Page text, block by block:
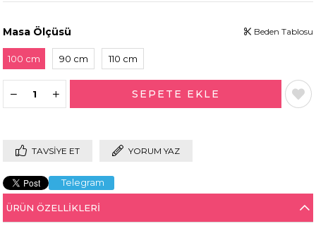
Masa Ölçüsü
100 cm 90 cm 110 cm
Beden Tablosu
TAVSIYE ET YORUM YAZ
Telegram
ÜRÜN ÖZELLIKLERI